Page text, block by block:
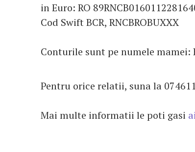
in Euro: RO
Cod Swift BCR, RNCBROBUXXX
Conturile sunt pe numele mamei:
Pentru orice relatii, suna la
Mai multe informatii le poti gasi